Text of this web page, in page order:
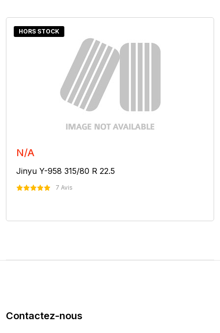
HORS STOCK
N/A
Jinyu Y-958 315/80 R 22.5
7 Avis
Contactez-nous